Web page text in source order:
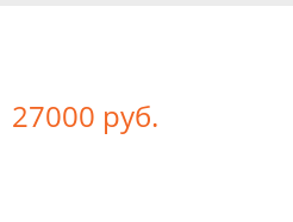
27000 руб.